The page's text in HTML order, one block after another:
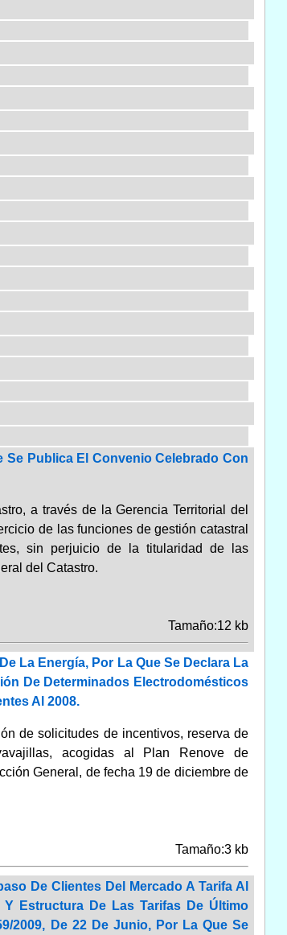
Se Publica El Convenio Celebrado Con
a través de la Gerencia Territorial del
de las funciones de gestión catastral
sin perjuicio de la titularidad de las
del Catastro.
Tamaño:12 kb
La Energía, Por La Que Se Declara La
De Determinados Electrodomésticos
Al 2008.
de solicitudes de incentivos, reserva de
acogidas al Plan Renove de
General, de fecha 19 de diciembre de
Tamaño:3 kb
De Clientes Del Mercado A Tarifa Al
Estructura De Las Tarifas De Último
2009, De 22 De Junio, Por La Que Se